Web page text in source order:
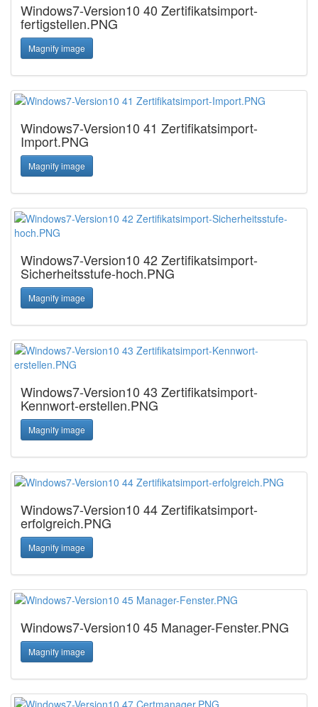
Windows7-Version10 40 Zertifikatsimport-
fertigstellen.PNG
Magnify image
Windows7-Version10 41 Zertifikatsimport-
Import.PNG
Magnify image
Windows7-Version10 42 Zertifikatsimport-
Sicherheitsstufe-hoch.PNG
Magnify image
Windows7-Version10 43 Zertifikatsimport-
Kennwort-erstellen.PNG
Magnify image
Windows7-Version10 44 Zertifikatsimport-
erfolgreich.PNG
Magnify image
Windows7-Version10 45 Manager-Fenster.PNG
Magnify image